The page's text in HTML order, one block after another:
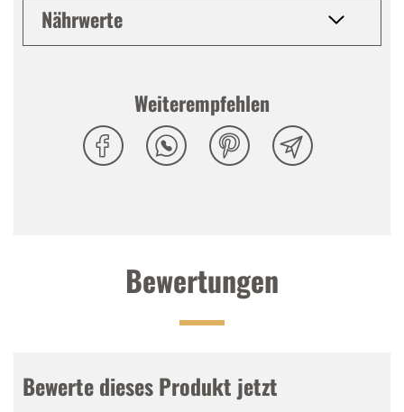
Ja, auch als Grappa begeistert die Chardonnay-
Tasting Notes
Anhaltend, elegant
Nährwerte
Weiterempfehlen
Bewertungen
Bewerte dieses Produkt jetzt